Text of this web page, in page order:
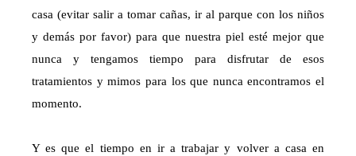
casa (evitar salir a tomar cañas, ir al parque con los niños
y demás por favor) para que nuestra piel esté mejor que
nunca y tengamos tiempo para disfrutar de esos
tratamientos y mimos para los que nunca encontramos el
momento.
Y es que el tiempo en ir a trabajar y volver a casa en